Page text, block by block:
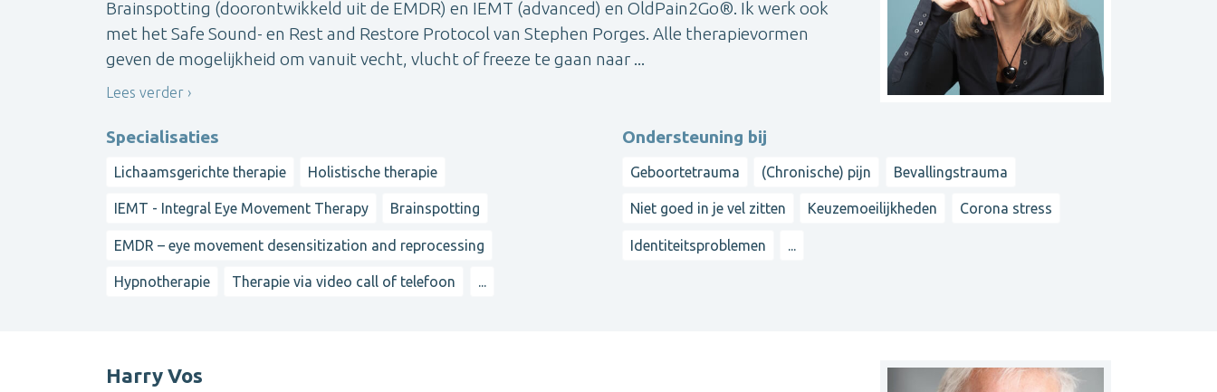
Brainspotting (doorontwikkeld uit de EMDR) en IEMT (advanced) en OldPain2Go®. Ik werk ook
met het Safe Sound- en Rest and Restore Protocol van Stephen Porges. Alle therapievormen
geven de mogelijkheid om vanuit vecht, vlucht of freeze te gaan naar ...
Lees verder
Specialisaties
Lichaamsgerichte therapie Holistische therapie
IEMT - Integral Eye Movement Therapy Brainspotting
EMDR – eye movement desensitization and reprocessing
Hypnotherapie Therapie via video call of telefoon ...
Ondersteuning bij
Geboortetrauma (Chronische) pijn Bevallingstrauma
Niet goed in je vel zitten Keuzemoeilijkheden Corona stress
Identiteitsproblemen
Harry Vos